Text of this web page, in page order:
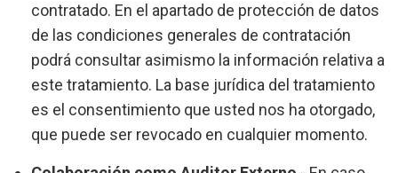
contratado. En el apartado de protección de datos
de las condiciones generales de contratación
podrá consultar asimismo la información relativa a
este tratamiento. La base jurídica del tratamiento
es el consentimiento que usted nos ha otorgado,
que puede ser revocado en cualquier momento.